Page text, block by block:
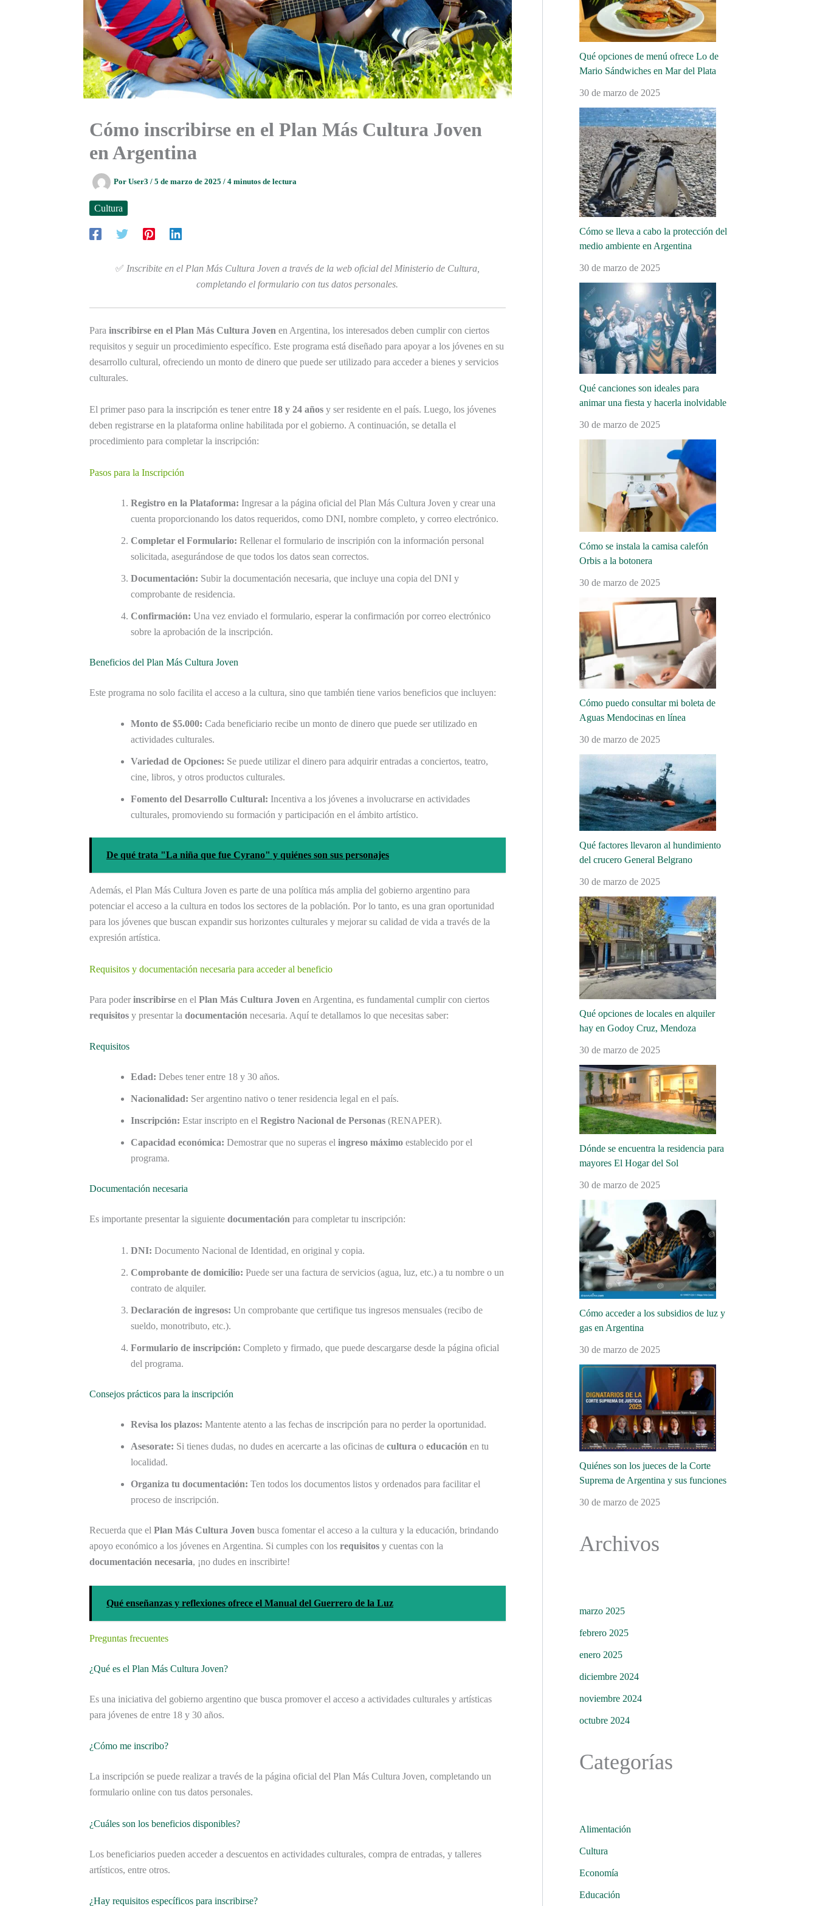
Cómo inscribirse en el Plan Más Cultura Joven
en Argentina
Por User3 / 5 de marzo de 2025 / 4 minutos de lectura
Cultura
✅ Inscribite en el Plan Más Cultura Joven a través de la web oficial del Ministerio de Cultura,
completando el formulario con tus datos personales.
Para inscribirse en el Plan Más Cultura Joven en Argentina, los interesados deben cumplir con ciertos
requisitos y seguir un procedimiento específico. Este programa está diseñado para apoyar a los jóvenes en su
desarrollo cultural, ofreciendo un monto de dinero que puede ser utilizado para acceder a bienes y servicios
culturales.
El primer paso para la inscripción es tener entre 18 y 24 años y ser residente en el país. Luego, los jóvenes
deben registrarse en la plataforma online habilitada por el gobierno. A continuación, se detalla el
procedimiento para completar la inscripción:
Pasos para la Inscripción
Registro en la Plataforma: Ingresar a la página oficial del Plan Más Cultura Joven y crear una
cuenta proporcionando los datos requeridos, como DNI, nombre completo, y correo electrónico.
Completar el Formulario: Rellenar el formulario de inscripión con la información personal
solicitada, asegurándose de que todos los datos sean correctos.
Documentación: Subir la documentación necesaria, que incluye una copia del DNI y
comprobante de residencia.
Confirmación: Una vez enviado el formulario, esperar la confirmación por correo electrónico
sobre la aprobación de la inscripción.
Beneficios del Plan Más Cultura Joven
Este programa no solo facilita el acceso a la cultura, sino que también tiene varios beneficios que incluyen:
Monto de $5.000: Cada beneficiario recibe un monto de dinero que puede ser utilizado en
actividades culturales.
Variedad de Opciones: Se puede utilizar el dinero para adquirir entradas a conciertos, teatro,
cine, libros, y otros productos culturales.
Fomento del Desarrollo Cultural: Incentiva a los jóvenes a involucrarse en actividades
culturales, promoviendo su formación y participación en el ámbito artístico.
De qué trata "La niña que fue Cyrano" y quiénes son sus personajes
Además, el Plan Más Cultura Joven es parte de una política más amplia del gobierno argentino para
potenciar el acceso a la cultura en todos los sectores de la población. Por lo tanto, es una gran oportunidad
para los jóvenes que buscan expandir sus horizontes culturales y mejorar su calidad de vida a través de la
expresión artística.
Requisitos y documentación necesaria para acceder al beneficio
Para poder inscribirse en el Plan Más Cultura Joven en Argentina, es fundamental cumplir con ciertos
requisitos y presentar la documentación necesaria. Aquí te detallamos lo que necesitas saber:
Requisitos
Edad: Debes tener entre 18 y 30 años.
Nacionalidad: Ser argentino nativo o tener residencia legal en el país.
Inscripción: Estar inscripto en el Registro Nacional de Personas (RENAPER).
Capacidad económica: Demostrar que no superas el ingreso máximo establecido por el
programa.
Documentación necesaria
Es importante presentar la siguiente documentación para completar tu inscripción:
DNI: Documento Nacional de Identidad, en original y copia.
Comprobante de domicilio: Puede ser una factura de servicios (agua, luz, etc.) a tu nombre o un
contrato de alquiler.
Declaración de ingresos: Un comprobante que certifique tus ingresos mensuales (recibo de
sueldo, monotributo, etc.).
Formulario de inscripción: Completo y firmado, que puede descargarse desde la página oficial
del programa.
Consejos prácticos para la inscripción
Revisa los plazos: Mantente atento a las fechas de inscripción para no perder la oportunidad.
Asesorate: Si tienes dudas, no dudes en acercarte a las oficinas de cultura o educación en tu
localidad.
Organiza tu documentación: Ten todos los documentos listos y ordenados para facilitar el
proceso de inscripción.
Recuerda que el Plan Más Cultura Joven busca fomentar el acceso a la cultura y la educación, brindando
apoyo económico a los jóvenes en Argentina. Si cumples con los requisitos y cuentas con la
documentación necesaria, ¡no dudes en inscribirte!
Qué enseñanzas y reflexiones ofrece el Manual del Guerrero de la Luz
Preguntas frecuentes
¿Qué es el Plan Más Cultura Joven?
Es una iniciativa del gobierno argentino que busca promover el acceso a actividades culturales y artísticas
para jóvenes de entre 18 y 30 años.
¿Cómo me inscribo?
La inscripción se puede realizar a través de la página oficial del Plan Más Cultura Joven, completando un
formulario online con tus datos personales.
¿Cuáles son los beneficios disponibles?
Los beneficiarios pueden acceder a descuentos en actividades culturales, compra de entradas, y talleres
artísticos, entre otros.
¿Hay requisitos específicos para inscribirse?
Qué opciones de menú ofrece Lo de
Mario Sándwiches en Mar del Plata
30 de marzo de 2025
Cómo se lleva a cabo la protección del
medio ambiente en Argentina
30 de marzo de 2025
Qué canciones son ideales para
animar una fiesta y hacerla inolvidable
30 de marzo de 2025
Cómo se instala la camisa calefón
Orbis a la botonera
30 de marzo de 2025
Cómo puedo consultar mi boleta de
Aguas Mendocinas en línea
30 de marzo de 2025
Qué factores llevaron al hundimiento
del crucero General Belgrano
30 de marzo de 2025
Qué opciones de locales en alquiler
hay en Godoy Cruz, Mendoza
30 de marzo de 2025
Dónde se encuentra la residencia para
mayores El Hogar del Sol
30 de marzo de 2025
Cómo acceder a los subsidios de luz y
gas en Argentina
30 de marzo de 2025
Quiénes son los jueces de la Corte
Suprema de Argentina y sus funciones
30 de marzo de 2025
Archivos
marzo 2025
febrero 2025
enero 2025
diciembre 2024
noviembre 2024
octubre 2024
Categorías
Alimentación
Cultura
Economía
Educación